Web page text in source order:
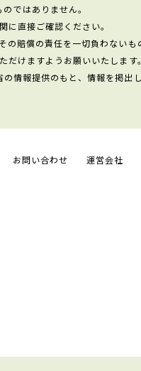
ではありません。
直接ご確認ください。
賠償の責任を一切負わないも
けますようお願いいたします。
情報提供のもと、情報を掲出し
お問い合わせ 運営会社